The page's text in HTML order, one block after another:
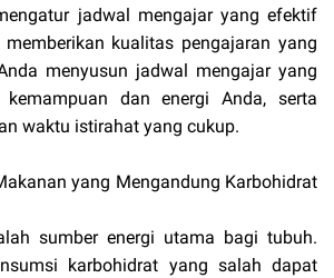
jadwal mengajar yang efektif
kualitas pengajaran yang
menyusun jadwal mengajar yang
dan energi Anda, serta
waktu istirahat yang cukup.
yang Mengandung Karbohidrat
sumber energi utama bagi tubuh.
karbohidrat yang salah dapat